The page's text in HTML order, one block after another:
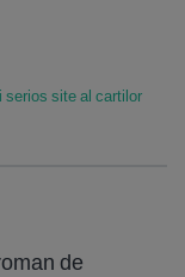
serios site al cartilor
de